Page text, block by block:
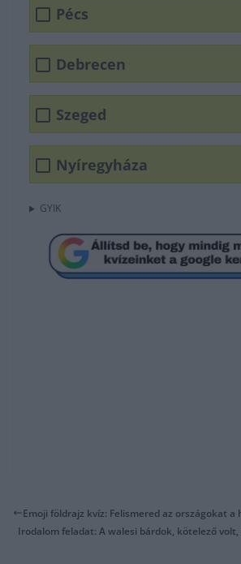
Pécs
Debrecen
Szeged
Nyíregyháza
GYIK
Emoji földrajz kvíz: Felismered az országokat
Irodalom feladat: A walesi bárdok, kötelező